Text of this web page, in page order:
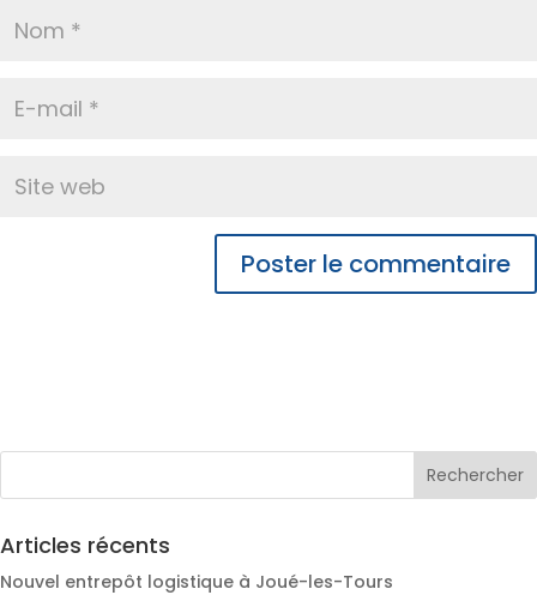
Articles récents
Nouvel entrepôt logistique à Joué-les-Tours